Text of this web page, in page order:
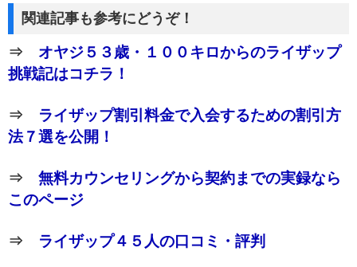
関連記事も参考にどうぞ！
⇒ オヤジ５３歳・１００キロからのライザップ
挑戦記はコチラ！
⇒ ライザップ割引料金で入会するための割引方
法７選を公開！
⇒ 無料カウンセリングから契約までの実録なら
このページ
⇒ ライザップ４５人の口コミ・評判